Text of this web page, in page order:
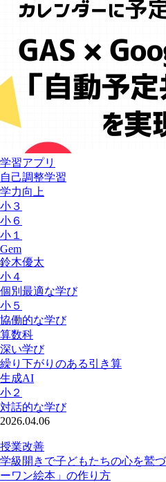
学習アプリ
自己調整学習
学力向上
小３
小６
小１
Gem
鈴木優太
小４
個別最適な学び
小５
協働的な学び
算数科
深い学び
繰り下がりのある引き算
生成AI
小２
対話的な学び
2026.04.06
授業改善
学級開きで子どもたちの心を鷲
ーワン絵本」の作り方